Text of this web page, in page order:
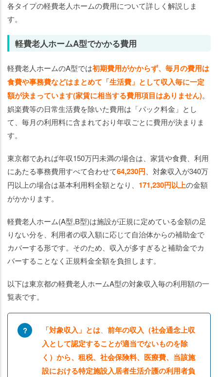
各タイプの軽費老人ホームの費用について詳しく解説しま
す。
軽費老人ホームA型でかかる費用
軽費老人ホームのA型では初期費用がかからず、毎月の費用は
食費や事務費などはまとめて「生活費」として収入毎に一定
額が決まっています(家賃に相当する費用項目はありません)。
娯楽費等の日常生活費を除いた費用は「パック料金」とし
て、毎月の利用料に含まれており年収ごとに費用が決まりま
す。
東京都であれば年収150万円未満の場合は、家賃や食費、利用
にあたる事務費用すべて合わせて64,230円 、対象収入が340万
円以上の場合は基本利用料全額となり、 171,230円以上の金額
がかかります。
軽費老人ホーム(A型,B型)は施設が正規に定めている金額の足
りない分を、利用者の収入額に応じて自治体からの補助金で
カバーする形です。そのため、収入が多すぎると補助金でカ
バーすることなく正規料金全額を負担します。
以下は東京都の軽費老人ホームA型の対象収入毎の利用額の一
覧表です。
「対象収入」 とは
前年の収入（社会通念上収
入として認定することが適当でないものを除
く）から、租税、社会保険料、医療費、当該施
設における特定施設入居者生活介護の利用者負